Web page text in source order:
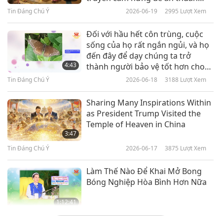
10
Tin Đáng Chú Ý
Tin Đáng Chú Ý 2024-10-10 2165 Lượt Xem
11
30:57
Tin Đáng Chú Ý
Tin Đáng Chú Ý 2024-10-11 2216 Lượt Xem
12
29:55
Tin Đáng Chú Ý
Tin Đáng Chú Ý
chay và được Tâm Ấn.
Tin Đáng Chú Ý 2026-06-19 2995 Lượt Xem
4:43
Đối với hầu hết côn trùng, cuộc
sống của họ rất ngắn ngủi, và họ
đến đây để dạy chúng ta trở
thành người bảo vệ tốt hơn cho
mọi sự sống trên Địa Cầu.
Tin Đáng Chú Ý 2026-06-18 3188 Lượt Xem
3:47
Sharing Many Inspirations Within
as President Trump Visited the
Temple of Heaven in China
Tin Đáng Chú Ý 2026-06-17 3875 Lượt Xem
1:12:41
Làm Thế Nào Để Khai Mở Bong
Bóng Nghiệp Hòa Bình Hơn Nữa